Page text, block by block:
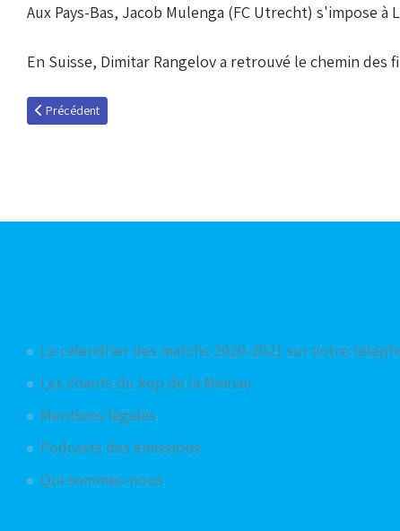
Aux Pays-Bas, Jacob Mulenga (FC Utrecht) s'impose à
En Suisse, Dimitar Rangelov a retrouvé le chemin des
Article précédent : Planète Racing Tour : épisode 48
Précédent
Le calendrier des matchs 2020-2021 sur votre
Les chants du kop de la Meinau
Mentions légales
Podcasts des émissions
Qui sommes-nous